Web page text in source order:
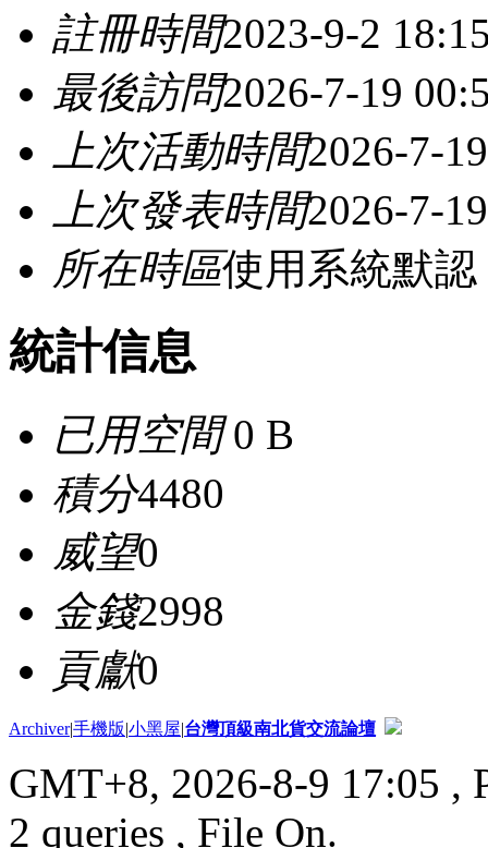
註冊時間2023-9-2
最後訪問2026-7-19
上次活動時間2026-7-
上次發表時間2026-7-
所在時區使用系統默認
統計信息
已用空間0 B
積分4480
威望0
金錢2998
貢獻0
Archiver|手機版|小黑屋|台灣頂級南北貨交流論壇
GMT+8, 2026-8-9 17:05 ,
2 queries , File On.